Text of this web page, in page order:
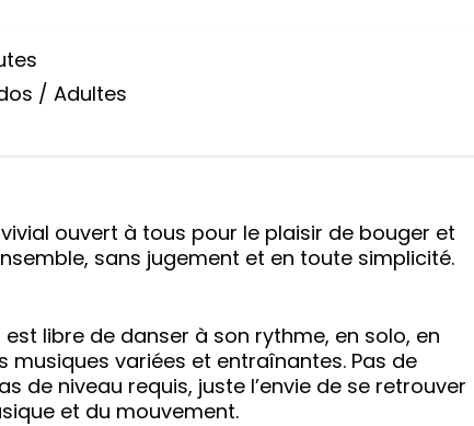
/ Adultes
ouvert à tous pour le plaisir de bouger et
sans jugement et en toute simplicité.
libre de danser à son rythme, en solo, en
musiques variées et entraînantes. Pas de
de niveau requis, juste l’envie de se retrouver
et du mouvement.